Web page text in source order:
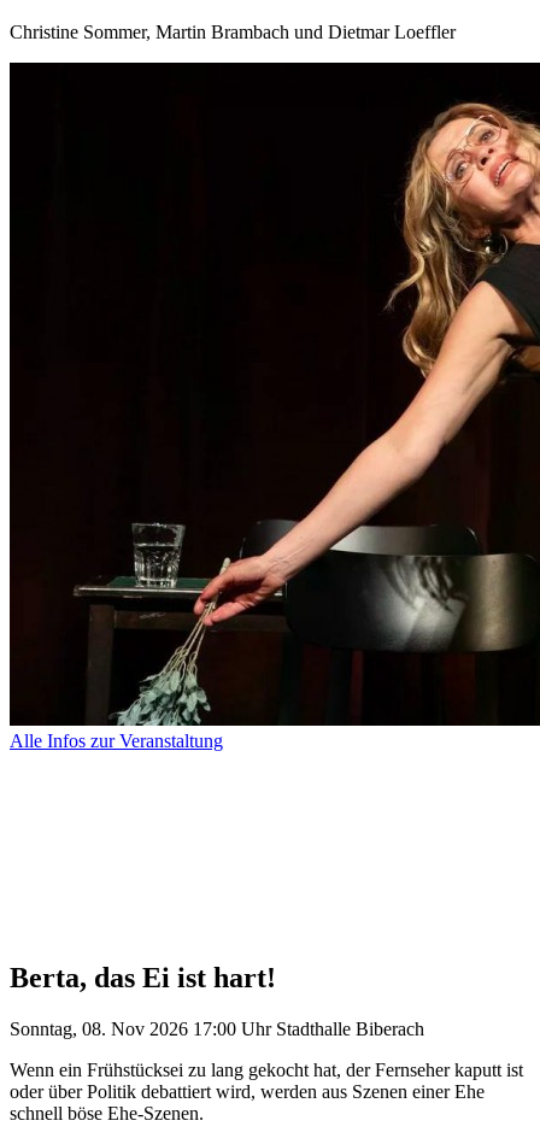
Christine Sommer, Martin Brambach und Dietmar Loeffler
Alle Infos zur Veranstaltung
Berta, das Ei ist hart!
Sonntag, 08. Nov 2026 17:00 Uhr Stadthalle Biberach
Wenn ein Frühstücksei zu lang gekocht hat, der Fernseher kaputt ist
oder über Politik debattiert wird, werden aus Szenen einer Ehe
schnell böse Ehe-Szenen.